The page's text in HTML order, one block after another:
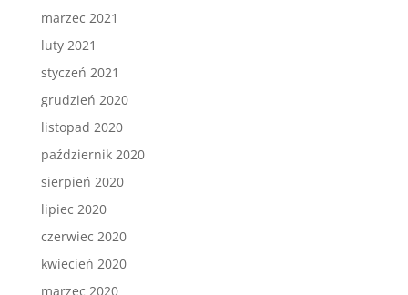
marzec 2021
luty 2021
styczeń 2021
grudzień 2020
listopad 2020
październik 2020
sierpień 2020
lipiec 2020
czerwiec 2020
kwiecień 2020
marzec 2020